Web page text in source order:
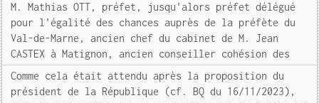
M. Mathias OTT, préfet, jusqu'alors préfet délégué
pour l'égalité des chances auprès de la préfète du
Val-de-Marne, ancien chef du cabinet de M. Jean
CASTEX à Matignon, ancien conseiller cohésion des
Comme cela était attendu après la proposition du
président de la République (cf. BQ du 16/11/2023),